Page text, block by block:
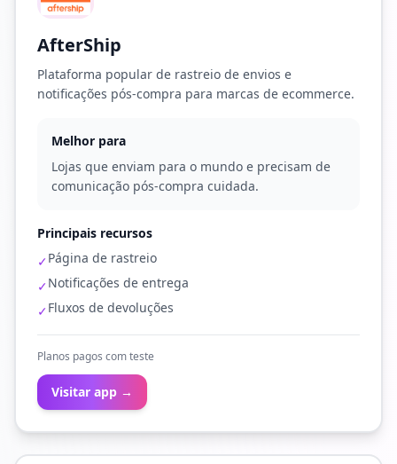
AfterShip
Plataforma popular de rastreio de envios e
notificações pós-compra para marcas de ecommerce.
Melhor para
Lojas que enviam para o mundo e precisam de
comunicação pós-compra cuidada.
Principais recursos
✓Página de rastreio
✓Notificações de entrega
✓Fluxos de devoluções
Planos pagos com teste
Visitar app →